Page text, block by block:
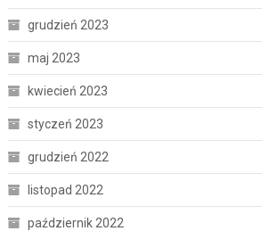
grudzień 2023
maj 2023
kwiecień 2023
styczeń 2023
grudzień 2022
listopad 2022
październik 2022